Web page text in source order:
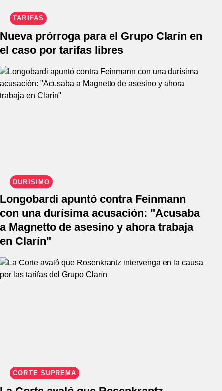
TARIFAS
Nueva prórroga para el Grupo Clarín en
el caso por tarifas libres
DURÍSIMO
Longobardi apuntó contra Feinmann
con una durísima acusación: "Acusaba
a Magnetto de asesino y ahora trabaja
en Clarín"
CORTE SUPREMA